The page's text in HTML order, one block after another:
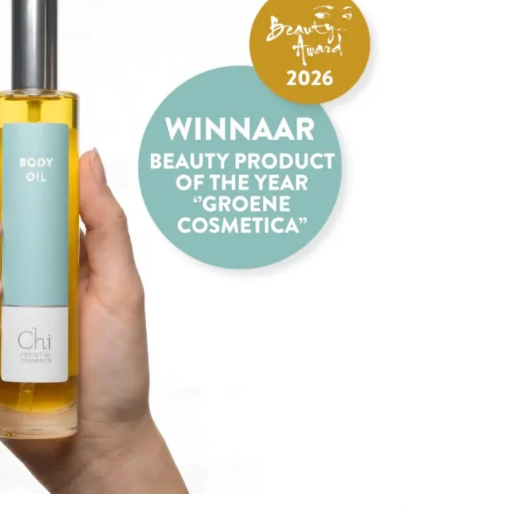
Chi Baby Chi Zonnebrand